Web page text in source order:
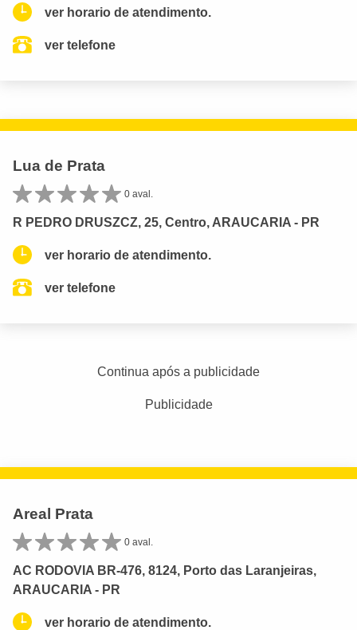
ver horario de atendimento.
ver telefone
Lua de Prata
0 aval.
R PEDRO DRUSZCZ, 25, Centro, ARAUCARIA - PR
ver horario de atendimento.
ver telefone
Continua após a publicidade
Publicidade
Areal Prata
0 aval.
AC RODOVIA BR-476, 8124, Porto das Laranjeiras,
ARAUCARIA - PR
ver horario de atendimento.